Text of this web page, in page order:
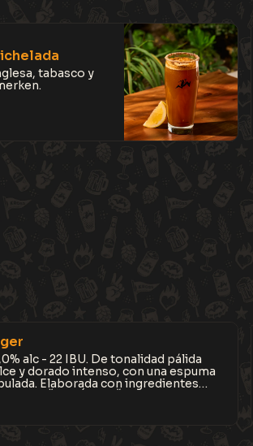
tabasco y
alc - 22 IBU. De tonalidad pálida
y dorado intenso, con una espuma
Elaborada con ingredientes
en ČESKÉ BUDĚJOVICE, Bohemia
equilibrada y fiel al estilo clásico